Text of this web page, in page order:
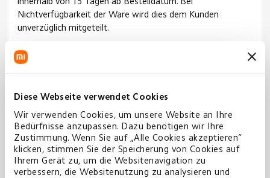
Diese Webseite verwendet Cookies
Wir verwenden Cookies, um unsere Website an Ihre
Bedürfnisse anzupassen. Dazu benötigen wir Ihre
Zustimmung. Wenn Sie auf „Alle Cookies akzeptieren“
klicken, stimmen Sie der Speicherung von Cookies auf
Ihrem Gerät zu, um die Websitenavigation zu
verbessern, die Websitenutzung zu analysieren und
innerhalb von 15 Tagen ab Bestelldatum. Bei
Nichtverfügbarkeit der Ware wird dies dem Kunden
unverzüglich mitgeteilt.
Voraus zu entrichten. Ein Kauf auf Rechnung wird nicht
angeboten.
Dem Kunden stehen ausschließlich die im Onlineshop im
Rahmen des Zahlungsprozesses angezeigten
Zahlungsmethoden zur Verfügung. Derzeit sind dies
insbesondere Kreditkartenzahlung (Mastercard, Visa),
PayPal sowie Sofortüberweisung.